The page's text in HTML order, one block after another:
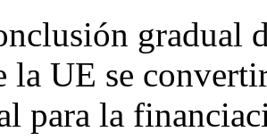
gradual
la UE se
para la